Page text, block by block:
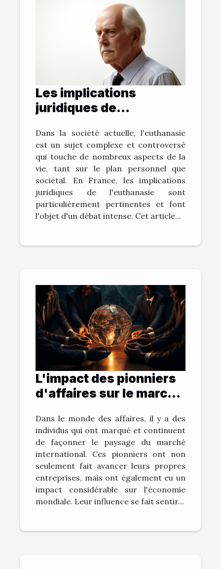
Les implications
juridiques de
Dans la société actuelle, l'euthanasie
est un sujet complexe et controversé
qui touche de nombreux aspects de la
vie, tant sur le plan personnel que
sociétal. En France, les implications
juridiques de l'euthanasie sont
particulièrement pertinentes et font
l'objet d'un débat intense. Cet article...
L'impact des pionniers
d'affaires sur le marché
Dans le monde des affaires, il y a des
individus qui ont marqué et continuent
de façonner le paysage du marché
international. Ces pionniers ont non
seulement fait avancer leurs propres
entreprises, mais ont également eu un
impact considérable sur l'économie
mondiale. Leur influence se fait sentir...